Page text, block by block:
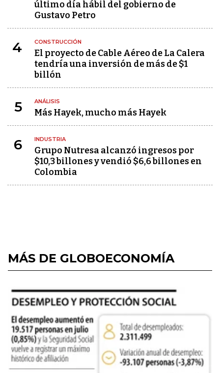
último día hábil del gobierno de
Gustavo Petro
4 CONSTRUCCIÓN
El proyecto de Cable Aéreo de La Calera
tendría una inversión de más de $1
billón
5 ANÁLISIS
Más Hayek, mucho más Hayek
6 INDUSTRIA
Grupo Nutresa alcanzó ingresos por
$10,3 billones y vendió $6,6 billones en
Colombia
MÁS DE GLOBOECONOMÍA